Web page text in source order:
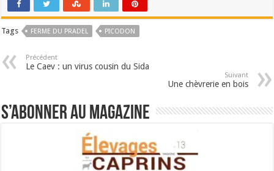
Tags FERME DU PRADEL PICODON
Précédent
Le Caev : un virus cousin du Sida
Suivant
Une chèvrerie en bois
S’abonner au magazine